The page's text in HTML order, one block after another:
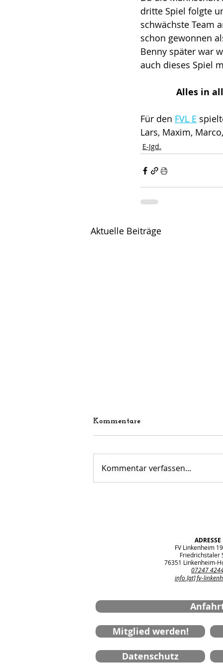
dritte Spiel folgte
schwächste Team
schon gewonnen
Benny später war
auch dieses Spiel
Alles in
Für den FVL E
Lars, Maxim,
E-Jgd.
Aktuelle Beiträge
Kommentare
Kommentar verfassen...
ADRESSE
FV Linkenheim
Friedrichstaler
76351 Linkenheim-
07247
info [at] fv-
Mitglied werden!
Datenschutz